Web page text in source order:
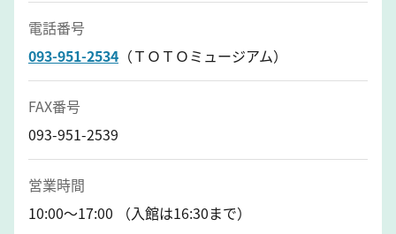
電話番号
093-951-2534 （ＴＯＴＯミュージアム）
FAX番号
093-951-2539
営業時間
10:00～17:00 （入館は16:30まで）